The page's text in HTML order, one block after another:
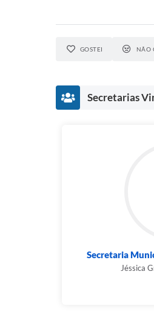
GOSTEI NÃO
Secretarias
Secretaria
Jéssica